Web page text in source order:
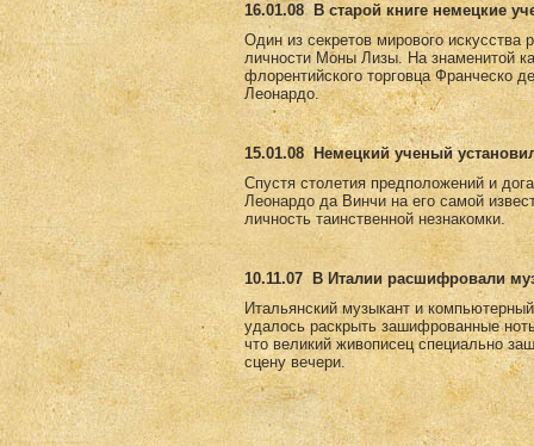
16.01.08
В старой книге немецкие
Один из секретов мирового искусства
личности Моны Лизы. На знаменитой
флорентийского торговца Франческо
Леонардо.
15.01.08 Немецкий ученый
Спустя столетия предположений и
Леонардо да Винчи на его самой
личность таинственной незнакомки.
10.11.07
В Италии расшифровали
Итальянский музыкант и
удалось раскрыть зашифрованные
что великий живописец специально
сцену вечери.